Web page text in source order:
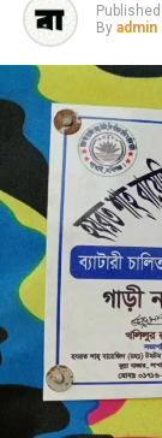
Published
By admin